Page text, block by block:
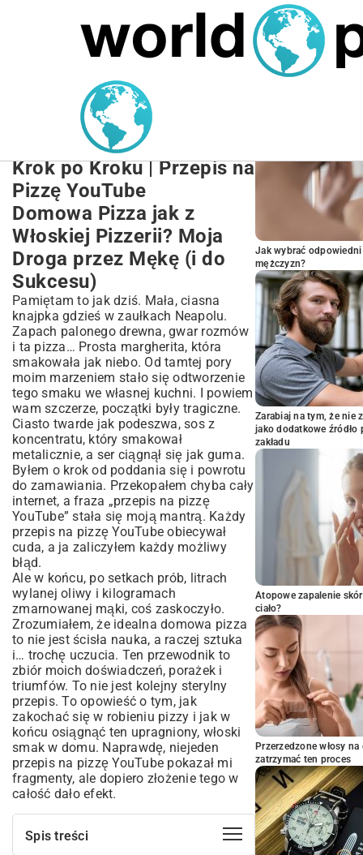
MARIUSZ ŁAMAGA 27.09.2025
Domowa Pizza jak z
Włoskiej Pizzerii:
Kompletny Przewodnik
Krok po Kroku | Przepis na
Pizzę YouTube
Domowa Pizza jak z
Włoskiej Pizzerii? Moja
Droga przez Mękę (i do
Sukcesu)
Pamiętam to jak dziś. Mała, ciasna
knajpka gdzieś w zaułkach Neapolu.
Zapach palonego drewna, gwar rozmów
i ta pizza… Prosta margherita, która
smakowała jak niebo. Od tamtej pory
moim marzeniem stało się odtworzenie
tego smaku we własnej kuchni. I powiem
wam szczerze, początki były tragiczne.
Ciasto twarde jak podeszwa, sos z
koncentratu, który smakował
metalicznie, a ser ciągnął się jak guma.
Byłem o krok od poddania się i powrotu
do zamawiania. Przekopałem chyba cały
internet, a fraza „przepis na pizzę
YouTube” stała się moją mantrą. Każdy
przepis na pizzę YouTube obiecywał
cuda, a ja zaliczyłem każdy możliwy
błąd.
Ale w końcu, po setkach prób, litrach
wylanej oliwy i kilogramach
zmarnowanej mąki, coś zaskoczyło.
Zrozumiałem, że idealna domowa pizza
to nie jest ścisła nauka, a raczej sztuka
i… trochę uczucia. Ten przewodnik to
zbiór moich doświadczeń, porażek i
triumfów. To nie jest kolejny sterylny
przepis. To opowieść o tym, jak
zakochać się w robieniu pizzy i jak w
końcu osiągnąć ten upragniony, włoski
smak w domu. Naprawdę, niejeden
przepis na pizzę YouTube pokazał mi
fragmenty, ale dopiero złożenie tego w
całość dało efekt.
Spis treści
Jak wybrać
mężczyzn?
Zarabiaj na tym, że nie
jako dodatkowe
zakładu
Atopowe zapalenie
ciało?
Przerzedzone włosy
zatrzymać ten proces